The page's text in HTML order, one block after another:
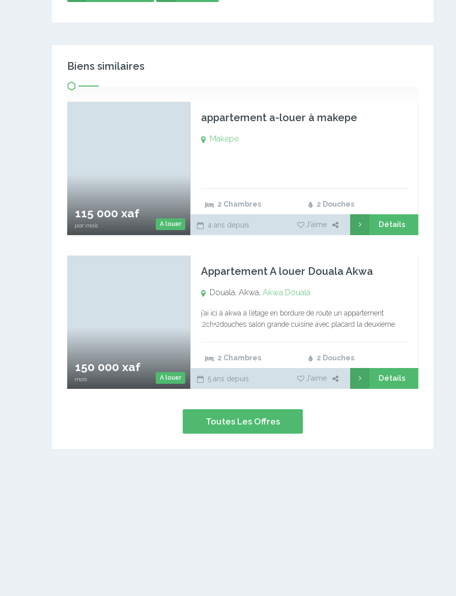
Biens similaires
A louer
115 000 xaf
par mois
appartement a-louer à makepe
Makepe
2 Chambres 2 Douches
4 ans depuis J'aime Détails
A louer
150 000 xaf
mois
Appartement A louer Douala Akwa
Douala, Akwa, Akwa Douala
j’ai ici à akwa à l’étage en bordure de route un appartement
:2ch+2douches salon grande cuisine avec placard la deuxième
2 Chambres 2 Douches
5 ans depuis J'aime Détails
Toutes Les Offres